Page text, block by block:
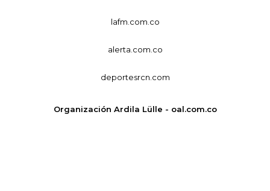
lafm.com.co
alerta.com.co
deportesrcn.com
Organización Ardila Lülle - oal.com.co